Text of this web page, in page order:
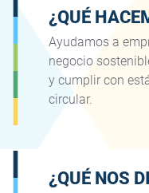
¿QUÉ
Ayudamos a
negocio
y cumplir con
circular.
¿QUÉ NOS